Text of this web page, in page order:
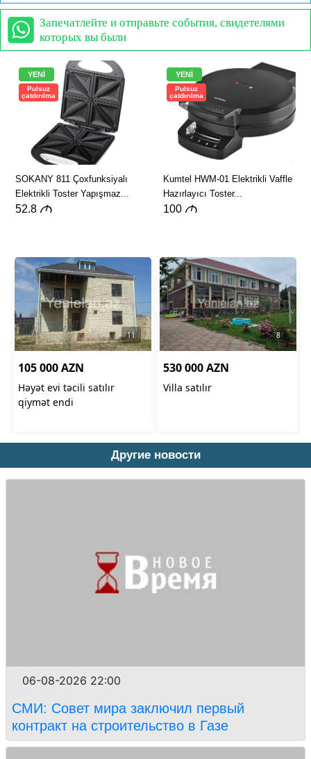
Запечатлейте и отправьте события, свидетелями
которых вы были
Другие новости
06-08-2026 22:00
СМИ: Совет мира заключил первый
контракт на строительство в Газе